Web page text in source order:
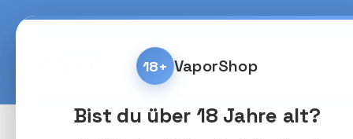
Hauptinhalt springen
Zur Suche springen
Zur Hauptnavigation springen Kostenlose Lieferung
Home E-Zigaretten &
18+ VaporShop
Bist du über 18 Jahre alt?